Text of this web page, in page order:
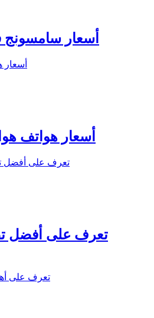
أسعار سامسونج في
أسعار
أسعار هواتف
تعرف على أفضل
تعرف على أفضل
تعرف على